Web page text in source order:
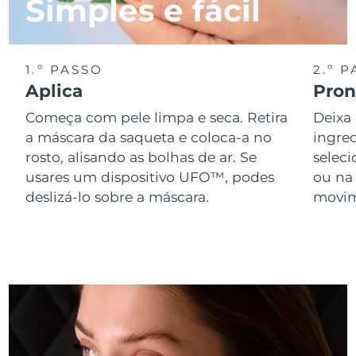
Simples e fácil
1.º PASSO
Aplica
Começa com pele limpa e seca. Retira
a máscara da saqueta e coloca-a no
rosto, alisando as bolhas de ar. Se
usares um dispositivo UFO™, podes
deslizá-lo sobre a máscara.
2.º
ou na
Singapura Entrega prevista
Eslováquia 8/8/26
Eslovênia
África do Sul Entrega prevista 8/16/26
Coreia do Sul Entrega prevista 8/10/26
Entrega prevista 8/8/26
Entrega prevista 8/13/26